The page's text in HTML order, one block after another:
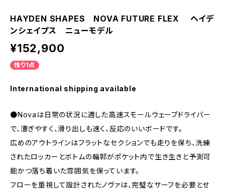
HAYDEN SHAPES NOVA FUTURE FLEX ヘイデ
ンシェイプス ニューモデル
¥152,900
残り1点
International shipping available
●Novaは日常の状況に適した高速スモールウェーブドライバー
で、漕ぎやすく、滑り出しも速く、反応のいいボードです。
広めのアウトラインはフラットなセクションでも走りを保ち、洗練
されたロッカーとボトムの輪郭がポケット内で生き生きと予測可
能かつ落ち着いた雰囲気を保っています。
フローを重視して設計されたノヴァは、完璧なサーフを必要とせ